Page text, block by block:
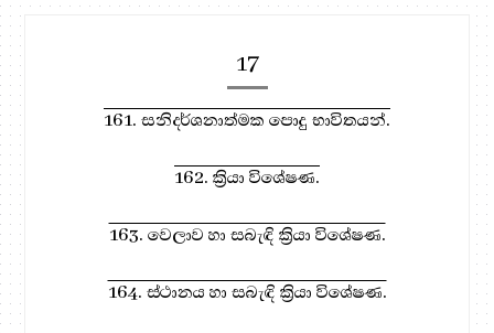
17
161. සනිදර්ශනාත්මක පොදු භාවිතයන්.
162. ක්‍රියා විශේෂණ.
163. වෙලාව හා සබැඳි ක්‍රියා විශේෂණ.
164. ස්ථානය හා සබැඳි ක්‍රියා විශේෂණ.